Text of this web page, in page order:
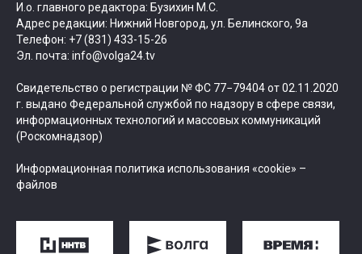
И.о. главного редактора: Бузихин М.С.
Адрес редакции: Нижний Новгород, ул. Белинского, 9а
Телефон: +7 (831) 433-15-26
Эл. почта: info@volga24.tv
Свидетельство о регистрации № ФС 77−79404 от 02.11.2020
г. выдано Федеральной службой по надзору в сфере связи,
информационных технологий и массовых коммуникаций
(Роскомнадзор)
Информационная политика использования «cookie» –
файлов